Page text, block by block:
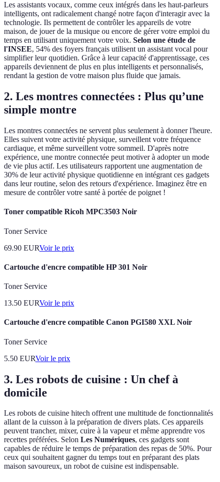
Les assistants vocaux, comme ceux intégrés dans les haut-parleurs
intelligents, ont radicalement changé notre façon d'interagir avec la
technologie. Ils permettent de contrôler les appareils de votre
maison, de jouer de la musique ou encore de gérer votre emploi du
temps en utilisant uniquement votre voix. Selon une étude de
l'INSEE, 54% des foyers français utilisent un assistant vocal pour
simplifier leur quotidien. Grâce à leur capacité d'apprentissage, ces
appareils deviennent de plus en plus intelligents et personnalisés,
rendant la gestion de votre maison plus fluide que jamais.
2. Les montres connectées : Plus qu’une
simple montre
Les montres connectées ne servent plus seulement à donner l'heure.
Elles suivent votre activité physique, surveillent votre fréquence
cardiaque, et même surveillent votre sommeil. D'après notre
expérience, une montre connectée peut motiver à adopter un mode
de vie plus actif. Les utilisateurs rapportent une augmentation de
30% de leur activité physique quotidienne en intégrant ces gadgets
dans leur routine, selon des retours d'expérience. Imaginez être en
mesure de contrôler votre santé à portée de poignet !
Toner compatible Ricoh MPC3503 Noir
Toner Service
69.90 EURVoir le prix
Cartouche d'encre compatible HP 301 Noir
Toner Service
13.50 EURVoir le prix
Cartouche d'encre compatible Canon PGI580 XXL Noir
Toner Service
5.50 EURVoir le prix
3. Les robots de cuisine : Un chef à
domicile
Les robots de cuisine hitech offrent une multitude de fonctionnalités
allant de la cuisson à la préparation de divers plats. Ces appareils
peuvent trancher, mixer, cuire à la vapeur et même apprendre vos
recettes préférées. Selon Les Numériques, ces gadgets sont
capables de réduire le temps de préparation des repas de 50%. Pour
ceux qui souhaitent gagner du temps tout en préparant des plats
maison savoureux, un robot de cuisine est indispensable.